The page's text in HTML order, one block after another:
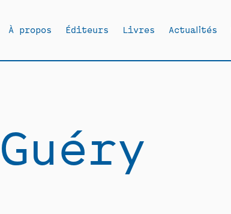
À propos Éditeurs Livres Actualités